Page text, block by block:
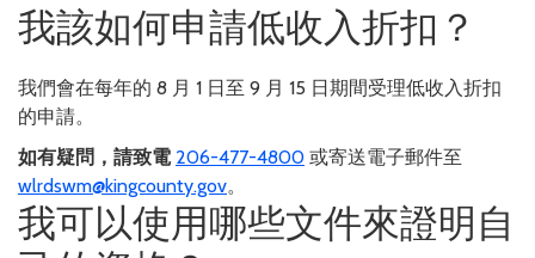
我該如何申請低收入折扣？
我們會在每年的 8 月 1 日至 9 月 15 日期間受理低收入折扣
的申請。
如有疑問，請致電 206-477-4800 或寄送電子郵件至
wlrdswm@kingcounty.gov。
我可以使用哪些文件來證明自